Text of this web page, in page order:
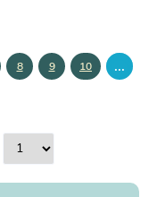
8 9 10 ...